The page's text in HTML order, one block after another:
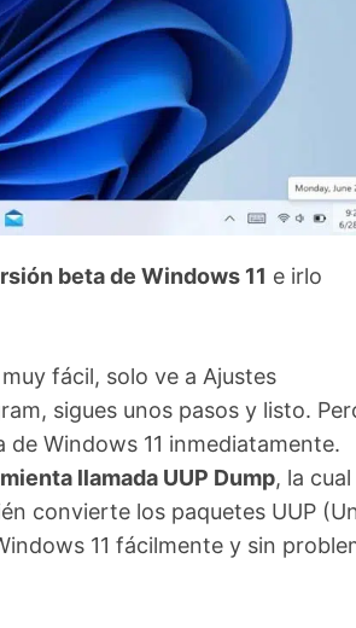
beta de Windows 11 e irlo
muy fácil, solo ve a Ajustes
sigues unos pasos y listo.
Windows 11 inmediatamente.
llamada UUP Dump, la cual
convierte los paquetes UUP
11 fácilmente y sin